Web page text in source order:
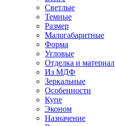
Светлые
Темные
Размер
Малогабаритные
Форма
Угловые
Отделка и материал
Из МДФ
Зеркальные
Особенности
Купе
Эконом
Назначение